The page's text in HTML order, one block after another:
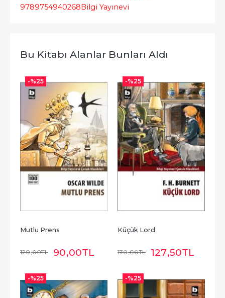
9789754940268Bilgi Yayınevi
Bu Kitabı Alanlar Bunları Aldı
-%25
Mutlu Prens
120,00TL 90,00TL
-%25
Küçük Lord
170,00TL 127,50TL
-%25 -%25